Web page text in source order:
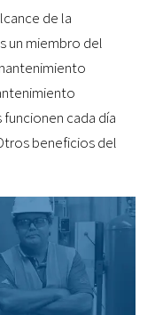
de la
un miembro del
cada día
beneficios del